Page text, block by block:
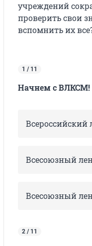
учреждений
проверить свои
вспомнить их
1 / 11
Начнем с ВЛКСМ!
Всесоюзный
Всесоюзный
2 / 11